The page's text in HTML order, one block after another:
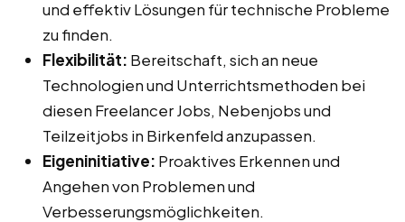
und effektiv Lösungen für technische Probleme
zu finden.
Flexibilität: Bereitschaft, sich an neue
Technologien und Unterrichtsmethoden bei
diesen Freelancer Jobs, Nebenjobs und
Teilzeitjobs in Birkenfeld anzupassen.
Eigeninitiative: Proaktives Erkennen und
Angehen von Problemen und
Verbesserungsmöglichkeiten.